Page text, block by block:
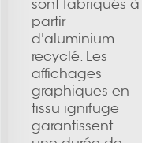
sont fabriqués à
partir
d'aluminium
recyclé. Les
affichages
graphiques en
tissu ignifuge
garantissent